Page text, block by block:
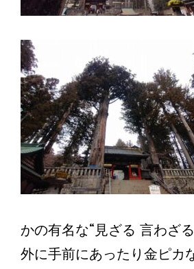
かの有名な“見ざる 言わざ
外に手前にあったり金ピカ